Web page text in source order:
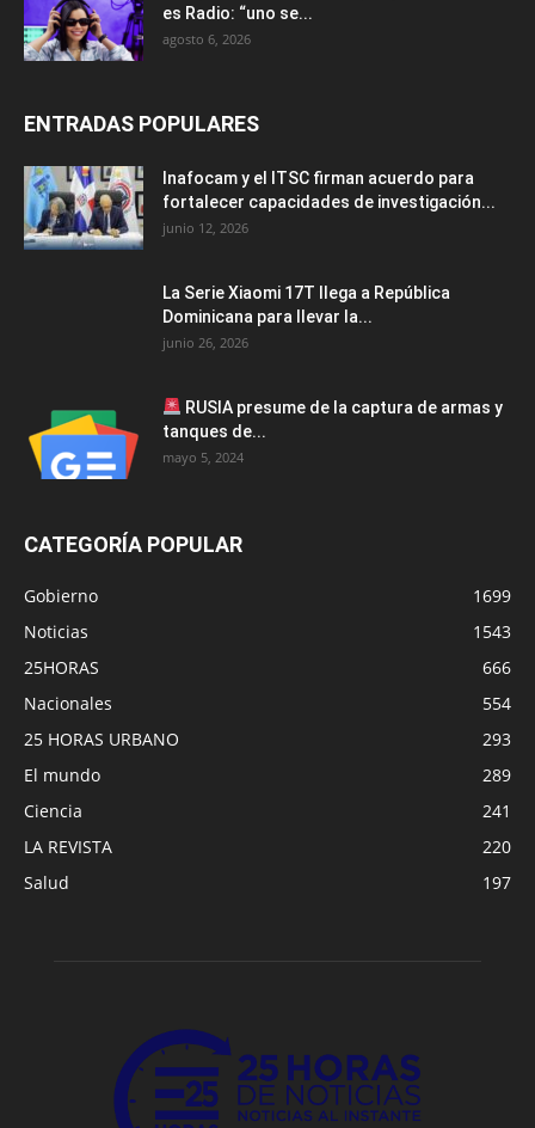
es Radio: “uno se...
agosto 6, 2026
ENTRADAS POPULARES
Inafocam y el ITSC firman acuerdo para
fortalecer capacidades de investigación...
junio 12, 2026
La Serie Xiaomi 17T llega a República
Dominicana para llevar la...
junio 26, 2026
RUSIA presume de la captura de armas y
tanques de...
mayo 5, 2024
CATEGORÍA POPULAR
Gobierno
1699
Noticias
1543
25HORAS
666
Nacionales
554
25 HORAS URBANO
293
El mundo
289
Ciencia
241
LA REVISTA
220
Salud
197